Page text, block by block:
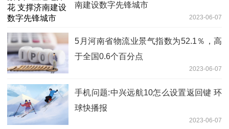
南建设数字先锋城市
2023-06-07
5月河南省物流业景气指数为52.1％，高
于全国0.6个百分点
2023-06-07
手机问题:中兴远航10怎么设置返回键 环
球快播报
2023-06-07